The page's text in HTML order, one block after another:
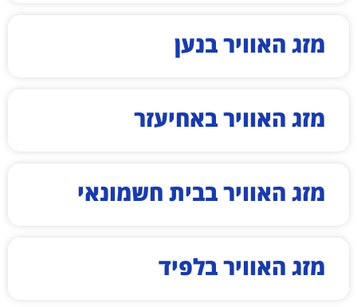
מזג האוויר בנען
מזג האוויר באחיעזר
מזג האוויר בבית חשמונאי
מזג האוויר בלפיד